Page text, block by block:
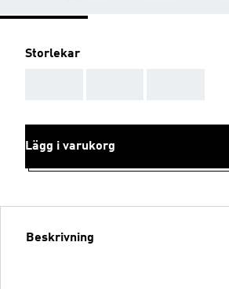
Storlekar
Lägg i varukorg
Beskrivning